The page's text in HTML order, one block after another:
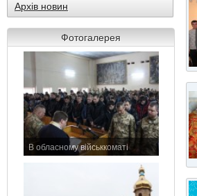
Архів новин
Фотогалерея
В обласному військкоматі